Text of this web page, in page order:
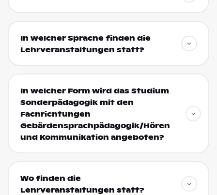
In welcher Sprache finden die
Lehrveranstaltungen statt?
In welcher Form wird das Studium
Sonderpädagogik mit den
Fachrichtungen
Gebärdensprachpädagogik/Hören
und Kommunikation angeboten?
Wo finden die
Lehrveranstaltungen statt?